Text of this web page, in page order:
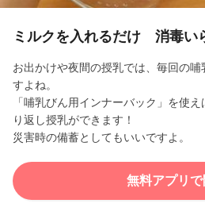
i
d
e
ミルクを入れるだけ 消毒い
お出かけや夜間の授乳では、毎回の
すよね。
「哺乳びん用インナーバック」を使
り返し授乳ができます！
災害時の備蓄としてもいいですよ。
無料アプリで